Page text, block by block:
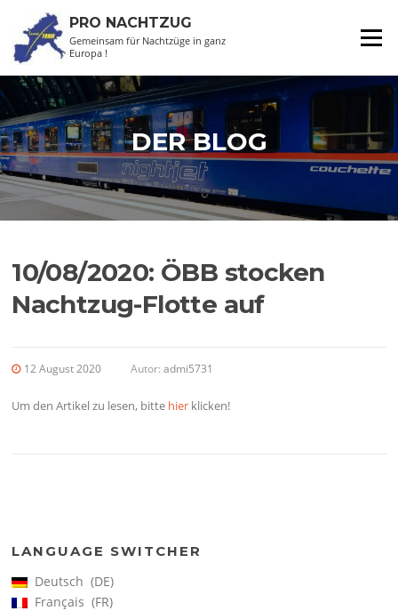
Inhalt
springen
PRO NACHTZUG
Gemeinsam für Nachtzüge in ganz
Europa !
Menü
DER BLOG
10/08/2020: ÖBB stocken
Nachtzug-Flotte auf
12 August 2020 Autor:admi5731
Um den Artikel zu lesen, bitte hier klicken!
LANGUAGE SWITCHER
Deutsch
DE
Français
FR